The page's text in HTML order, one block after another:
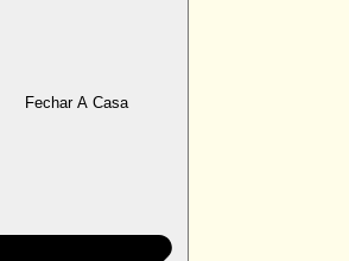
Fechar A Casa